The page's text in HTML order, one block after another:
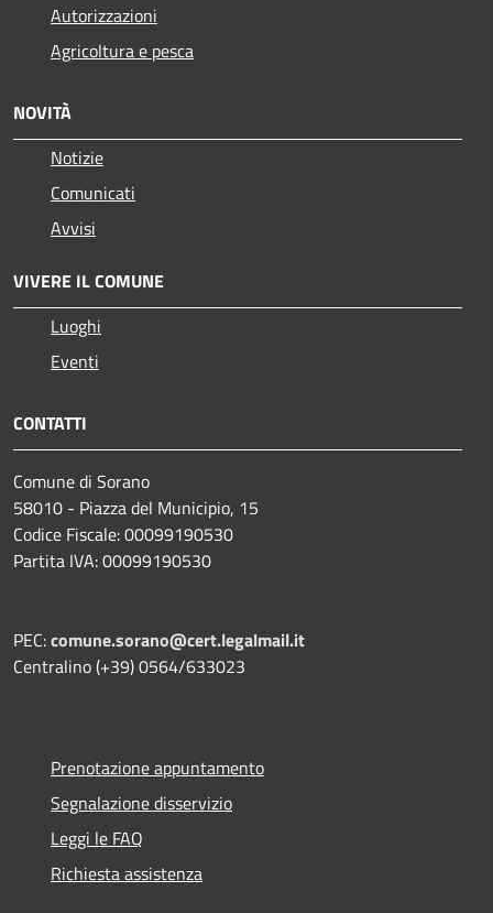
Autorizzazioni
Agricoltura e pesca
NOVITÀ
Notizie
Comunicati
Avvisi
VIVERE IL COMUNE
Luoghi
Eventi
CONTATTI
Comune di Sorano
58010 - Piazza del Municipio, 15
Codice Fiscale: 00099190530
Partita IVA: 00099190530
PEC:comune.sorano@cert.legalmail.it
Centralino (+39) 0564/633023
Prenotazione appuntamento
Segnalazione disservizio
Leggi le FAQ
Richiesta assistenza